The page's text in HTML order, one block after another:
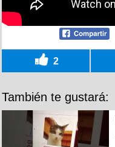
2
También te gustará: